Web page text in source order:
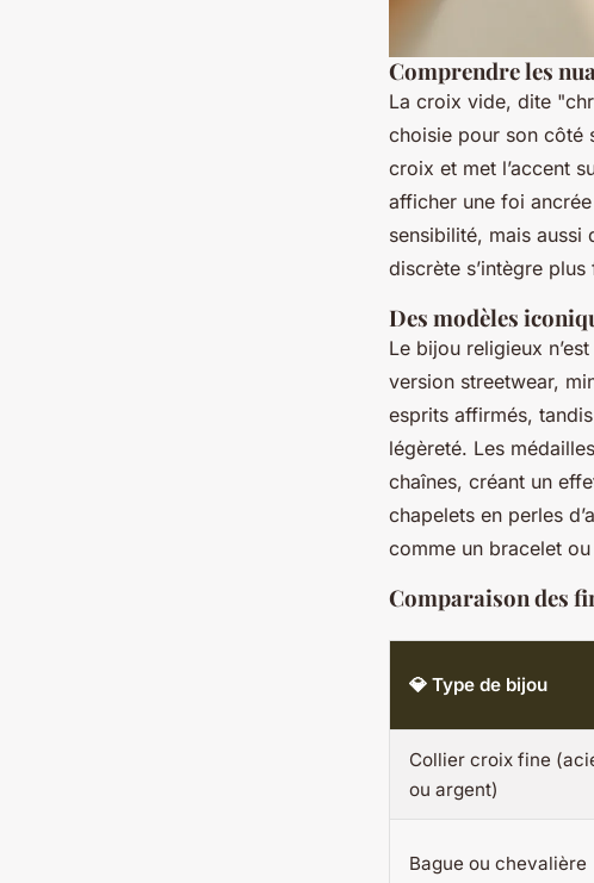
Comprendre les
La croix vide, dite
choisie pour son côté
croix et met l’accent
afficher une foi
sensibilité, mais aussi
discrète s’intègre
Des modèles
Le bijou religieux
version streetwear,
esprits affirmés,
légèreté. Les
chaînes, créant un
chapelets en perles
comme un bracelet
Comparaison des
💎 Type de bijou
Collier croix fine
ou argent)
Bague ou chevalière